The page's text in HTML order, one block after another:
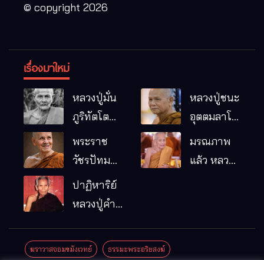
© copyright 2026
เรื่องมาใหม่
หลวงปู่มั่น
ภูริทัตโต
พระอริยเจ้า
ผู้เป็นบิดา
รมฐาน
หลวงปู่ชนะ
อุตตมลาโภ
หมากอื๋อ
พระราช
วัชรปัทม
คุณ (หลวง
ปู่บัวเกตุ
แล้ว วัดป่า
มรณภาพ
แล้ว หลวง
ปาฏิหาริย์
หลวงปู่คำ
มณี
ฆราวาสจอมขมังเวทย์ ธรรมะพระอริยสงฆ์